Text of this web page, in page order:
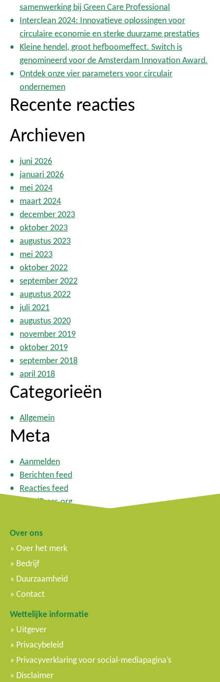
samenwerking bij Green Care Professional
Interclean 2024: Innovatieve oplossingen voor
circulaire economie en sterke duurzame prestaties
Kleine hendel, groot hefboomeffect. Switch is
genomineerd voor de Amsterdam Innovation Award.
Ontdek onze vier parameters voor circulair
ondernemen
Recente reacties
Archieven
juni 2026
januari 2026
mei 2024
maart 2024
december 2023
oktober 2023
augustus 2023
mei 2023
oktober 2022
september 2022
augustus 2022
juli 2021
augustus 2020
november 2019
oktober 2019
september 2018
april 2018
Categorieën
Allgemein
Meta
Aanmelden
Berichten feed
Reacties feed
WordPress.org
Over ons
Over het merk
Bedrijf
Duurzaamheid
Contact
Wettelijke informatie
Uitgever
Privacybeleid
Privacyverklaring voor social-mediapagina’s
Disclaimer